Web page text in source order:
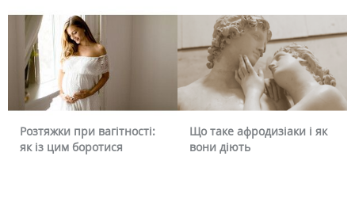
Розтяжки при вагітності:
як із цим боротися
Що таке афродизіаки і як
вони діють